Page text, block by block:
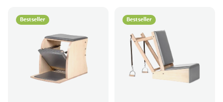
Bestseller Bestseller